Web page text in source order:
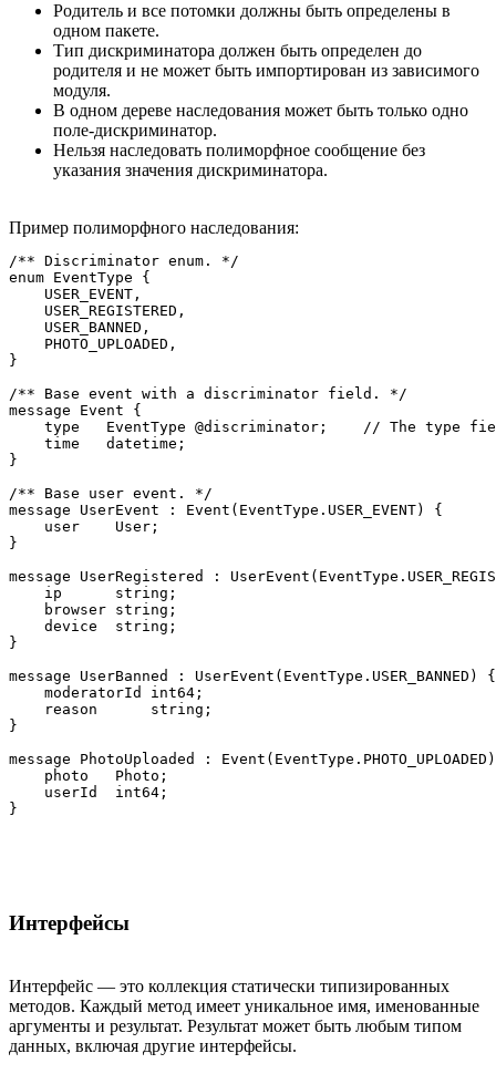
Родитель и все потомки должны быть определены в
одном пакете.
Тип дискриминатора должен быть определен до
родителя и не может быть импортирован из зависимого
модуля.
В одном дереве наследования может быть только одно
поле-дискриминатор.
Нельзя наследовать полиморфное сообщение без
указания значения дискриминатора.
Пример полиморфного наследования:
/** Discriminator enum. */
enum EventType {
    USER_EVENT,
    USER_REGISTERED,
    USER_BANNED,
    PHOTO_UPLOADED,
}
/** Base event with a discriminator field. */
message Event {
type   EventType @discriminator;    // The type
    time   datetime;
}
/** Base user event. */
message UserEvent : Event(EventType.USER_EVENT) {
    user    User;
}
message UserRegistered :
    ip      string;
    browser string;
    device  string;
}
message UserBanned : UserEvent(EventType.USER_BANNED) {
    moderatorId int64;
    reason      string;
}
message PhotoUploaded :
    photo   Photo;
    userId  int64;
Интерфейсы
Интерфейс — это коллекция статически типизированных
методов. Каждый метод имеет уникальное имя, именованные
аргументы и результат. Результат может быть любым типом
данных, включая другие интерфейсы.